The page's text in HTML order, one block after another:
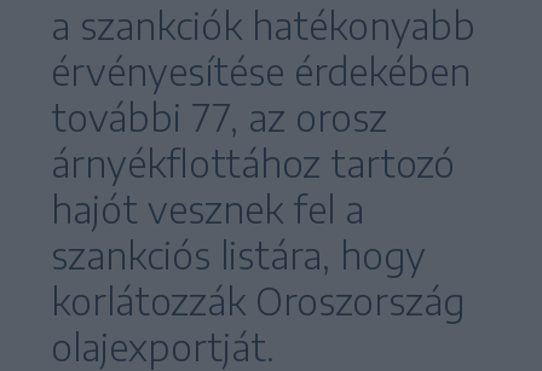
a szankciók hatékonyabb
érvényesítése érdekében
további 77, az orosz
árnyékflottához tartozó
hajót vesznek fel a
szankciós listára, hogy
korlátozzák Oroszország
olajexportját.